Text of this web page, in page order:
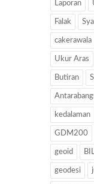
Laporan
Falak
cakerawala
Ukur Aras
Butiran
kedalaman
GDM200
geoid
geodesi